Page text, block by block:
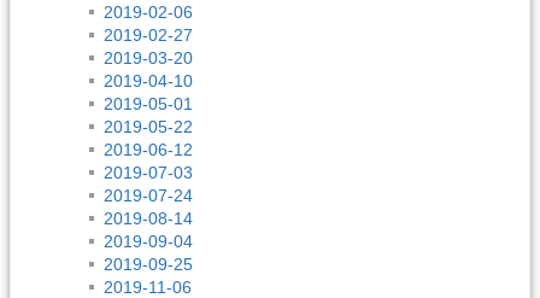
2019-02-06
2019-02-27
2019-03-20
2019-04-10
2019-05-01
2019-05-22
2019-06-12
2019-07-03
2019-07-24
2019-08-14
2019-09-04
2019-09-25
2019-11-06